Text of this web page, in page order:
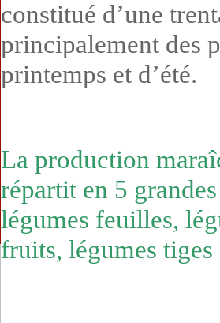
constitué d’une
principalement des
printemps et d’été.
La production
répartit en 5
légumes feuilles,
fruits, légumes